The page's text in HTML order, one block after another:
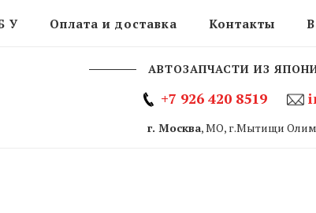
У Оплата и доставка Контакты
АВТОЗАПЧАСТИ ИЗ
+7 926 420 8519
г. Москва, МО, г.Мытищи